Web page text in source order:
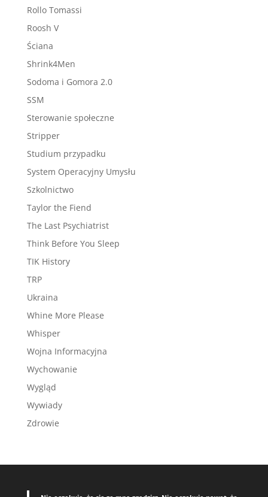
Rollo Tomassi
Roosh V
Ściana
Shrink4Men
Sodoma i Gomora 2.0
SSM
Sterowanie społeczne
Stripper
Studium przypadku
System Operacyjny Umysłu
Szkolnictwo
Taylor the Fiend
The Last Psychiatrist
Think Before You Sleep
TIK History
TRP
Ukraina
Whine More Please
Whisper
Wojna Informacyjna
Wychowanie
Wygląd
Wywiady
Zdrowie